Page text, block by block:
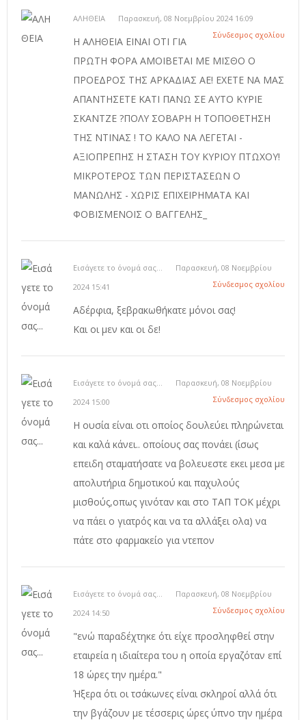
ΑΛΗΘΕΙΑ
Παρασκευή, 08 Νοεμβρίου 2024 16:09
Σύνδεσμος σχολίου
H ΑΛΗΘΕΙΑ ΕΙΝΑΙ ΟΤΙ ΓΙΑ
ΠΡΩΤΗ ΦΟΡΑ ΑΜΟΙΒΕΤΑΙ ΜΕ ΜΙΣΘΟ Ο
ΠΡΟΕΔΡΟΣ ΤΗΣ ΑΡΚΑΔΙΑΣ ΑΕ! ΕΧΕΤΕ ΝΑ ΜΑΣ
ΑΠΑΝΤΗΣΕΤΕ ΚΑΤΙ ΠΑΝΩ ΣΕ ΑΥΤΟ ΚΥΡΙΕ
ΣΚΑΝΤΖΕ ?ΠΟΛΥ ΣΟΒΑΡΗ Η ΤΟΠΟΘΕΤΗΣΗ
ΤΗΣ ΝΤΙΝΑΣ ! ΤΟ ΚΑΛΟ ΝΑ ΛΕΓΕΤΑΙ -
ΑΞΙΟΠΡΕΠΗΣ Η ΣΤΑΣΗ ΤΟΥ ΚΥΡΙΟΥ ΠΤΩΧΟΥ!
ΜΙΚΡΟΤΕΡΟΣ ΤΩΝ ΠΕΡΙΣΤΑΣΕΩΝ Ο
ΜΑΝΩΛΗΣ - ΧΩΡΙΣ ΕΠΙΧΕΙΡΗΜΑΤΑ ΚΑΙ
ΦΟΒΙΣΜΕΝΟΙΣ Ο ΒΑΓΓΕΛΗΣ_
Εισάγετε το όνομά σας...
Παρασκευή, 08 Νοεμβρίου
2024 15:41
Σύνδεσμος σχολίου
Αδέρφια, ξεβρακωθήκατε μόνοι σας!
Και οι μεν και οι δε!
Εισάγετε το όνομά σας...
Παρασκευή, 08 Νοεμβρίου
2024 15:00
Σύνδεσμος σχολίου
Η ουσία είναι οτι οποίος δουλεύει πληρώνεται
και καλά κάνει.. οποίους σας πονάει (ίσως
επειδη σταματήσατε να βολευεστε εκει μεσα με
απολυτήρια δημοτικού και παχυλούς
μισθούς,οπως γινόταν και στο ΤΑΠ ΤΟΚ μέχρι
να πάει ο γιατρός και να τα αλλάξει ολα) να
πάτε στο φαρμακείο για ντεπον
Εισάγετε το όνομά σας...
Παρασκευή, 08 Νοεμβρίου
2024 14:50
Σύνδεσμος σχολίου
"ενώ παραδέχτηκε ότι είχε προσληφθεί στην
εταιρεία η ιδιαίτερα του η οποία εργαζόταν επί
18 ώρες την ημέρα."
Ήξερα ότι οι τσάκωνες είναι σκληροί αλλά ότι
την βγάζουν με τέσσερις ώρες ύπνο την ημέρα